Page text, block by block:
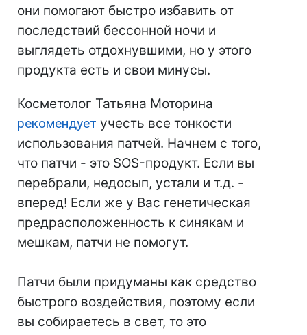
они помогают быстро избавить от
последствий бессонной ночи и
выглядеть отдохнувшими, но у этого
продукта есть и свои минусы.
Косметолог Татьяна Моторина
рекомендует учесть все тонкости
использования патчей. Начнем с того,
что патчи - это SOS-продукт. Если вы
перебрали, недосып, устали и т.д. -
вперед! Если же у Вас генетическая
предрасположенность к синякам и
мешкам, патчи не помогут.
Патчи были придуманы как средство
быстрого воздействия, поэтому если
вы собираетесь в свет, то это